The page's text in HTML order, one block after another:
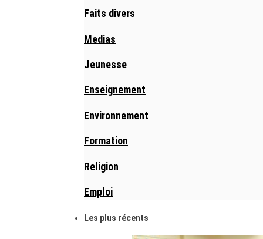
Faits divers
Medias
Jeunesse
Enseignement
Environnement
Formation
Religion
Emploi
Les plus récents